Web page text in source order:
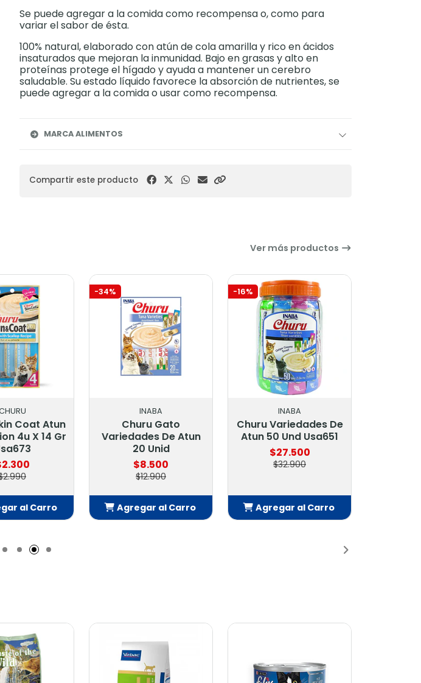
Se puede agregar a la comida como recompensa o, como para
variar el sabor de ésta.
100% natural, elaborado con atún de cola amarilla y rico en ácidos
insaturados que mejoran la inmunidad. Bajo en grasas y alto en
proteínas protege el hígado y ayuda a mantener un cerebro
saludable. Su estado líquido favorece la absorción de nutrientes, se
puede agregar a la comida o usar como recompensa.
MARCA ALIMENTOS
Compartir este producto
Ver más productos
INABA
Gato
De Atun
Unid
al Carro
-16%
INABA
Churu Variedades De
Atun 50 Und Usa651
$27.500
$32.900
Agregar al Carro
-23%
INABA
Churu Gato Atun 4u X
14 Gr (56 Gr) Usa601
$2.300
$2.990
Agregar al Carro